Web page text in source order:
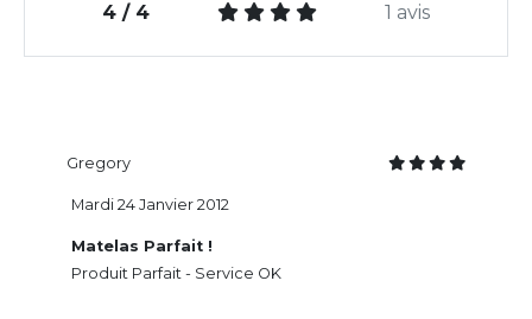
4 / 4 1 avis
Gregory
Matelas Parfait !
Produit Parfait - Service OK
Mardi 24 Janvier 2012